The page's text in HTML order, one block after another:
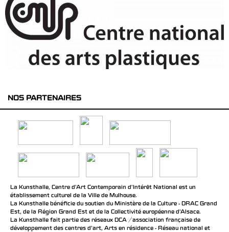
NOS PARTENAIRES
La Kunsthalle, Centre d’Art Contemporain d’Intérêt National est un
établissement culturel de la Ville de Mulhouse.
La Kunsthalle bénéficie du soutien du Ministère de la Culture - DRAC Grand
Est, de la Région Grand Est et de la Collectivité européenne d’Alsace.
La Kunsthalle fait partie des réseaux DCA / association française de
développement des centres d'art, Arts en résidence - Réseau national et